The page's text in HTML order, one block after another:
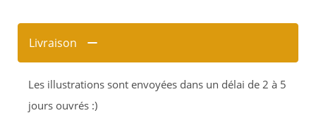
Livraison
Les illustrations sont envoyées dans un délai de 2 à 5
jours ouvrés :)